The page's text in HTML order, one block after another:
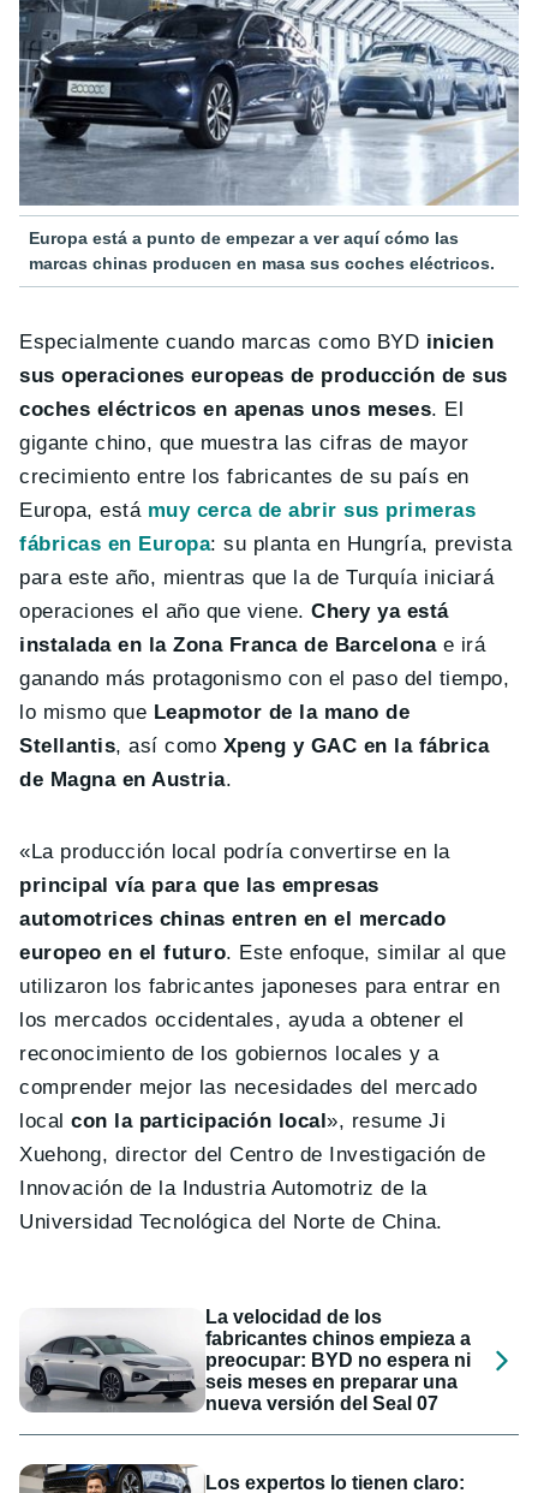
Europa está a punto de empezar a ver aquí cómo las
marcas chinas producen en masa sus coches eléctricos.
Especialmente cuando marcas como BYD inicien
sus operaciones europeas de producción de sus
coches eléctricos en apenas unos meses. El
gigante chino, que muestra las cifras de mayor
crecimiento entre los fabricantes de su país en
Europa, está muy cerca de abrir sus primeras
fábricas en Europa: su planta en Hungría, prevista
para este año, mientras que la de Turquía iniciará
operaciones el año que viene.Chery ya está
instalada en la Zona Franca de Barcelonae irá
ganando más protagonismo con el paso del tiempo,
lo mismo que Leapmotor de la mano de
Stellantis, así como Xpeng y GAC en la fábrica
de Magna en Austria.
«La producción local podría convertirse en la
principal vía para que las empresas
automotrices chinas entren en el mercado
europeo en el futuro. Este enfoque, similar al que
utilizaron los fabricantes japoneses para entrar en
los mercados occidentales, ayuda a obtener el
reconocimiento de los gobiernos locales y a
comprender mejor las necesidades del mercado
localcon la participación local», resume Ji
Xuehong, director del Centro de Investigación de
Innovación de la Industria Automotriz de la
Universidad Tecnológica del Norte de China.
La velocidad de los
fabricantes chinos empieza a
preocupar: BYD no espera ni
seis meses en preparar una
nueva versión del Seal 07
Los expertos lo tienen claro: